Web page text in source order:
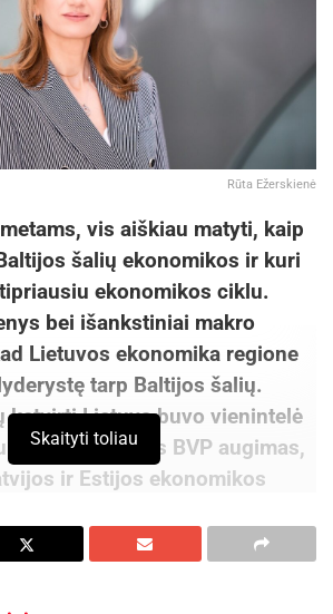
Rūta Ežerskienė
vis aiškiau matyti, kaip
šalių ekonomikos ir kuri
ekonomikos ciklu.
bei išankstiniai makro
Lietuvos ekonomika regione
tarp Baltijos šalių.
ketvirtį Lietuva buvo vienintelė
užfiksuotas BVP augimas,
ir Estijos ekonomikos
lyginant su tuo pačiu
Skaityti toliau